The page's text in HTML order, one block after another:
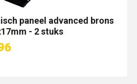
paneel advanced brons
- 2 stuks